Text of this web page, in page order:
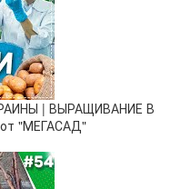
| ВЫРАЩИВАНИЕ В
"МЕГАСАД"